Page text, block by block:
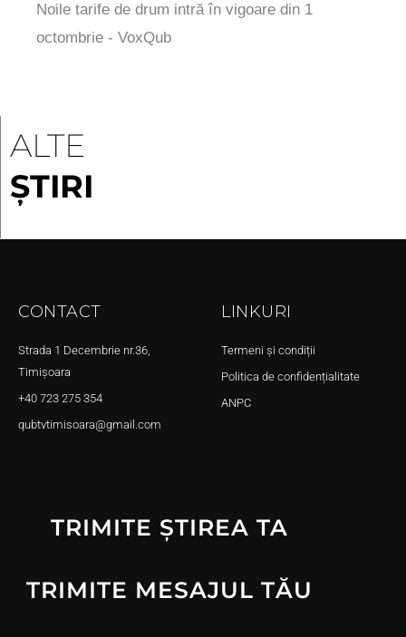
Noile tarife de drum intră în vigoare din 1
octombrie - VoxQub
ALTE
ȘTIRI
CONTACT
Strada 1 Decembrie nr.36,
Timișoara
+40 723 275 354
qubtvtimisoara@gmail.com
LINKURI
Termeni și condiții
Politica de confidențialitate
ANPC
TRIMITE ȘTIREA TA
TRIMITE MESAJUL TĂU